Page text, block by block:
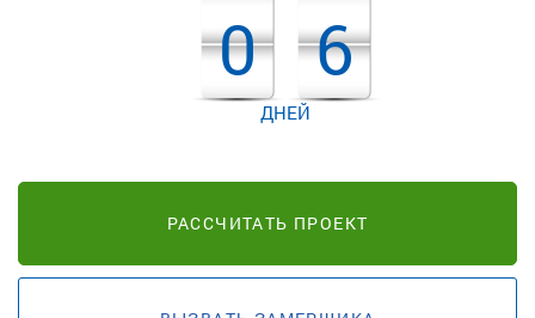
0 6
ДНЕЙ
РАССЧИТАТЬ ПРОЕКТ